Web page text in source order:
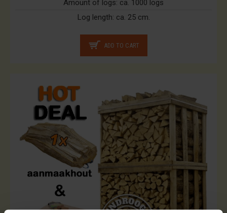
Amount of logs: ca. 1000 logs
Log length: ca. 25 cm.
ADD TO CART